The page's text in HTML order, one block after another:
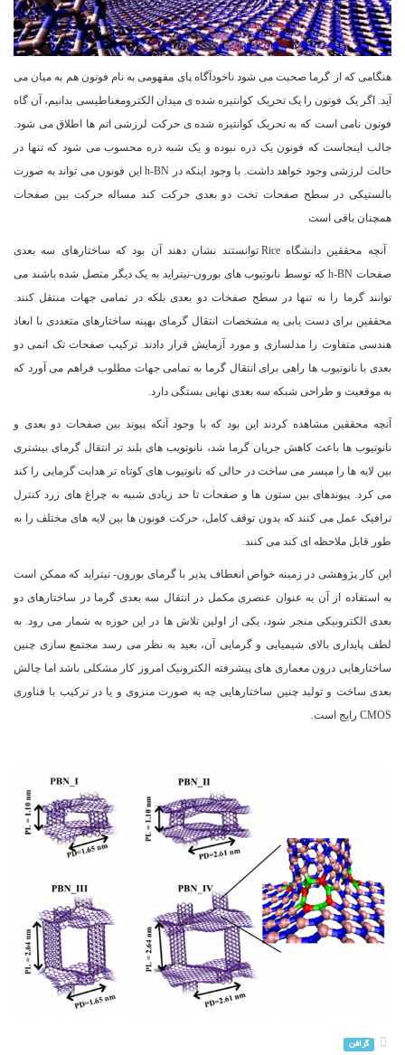
هنگامی که از گرما صحبت می شود ناخودآگاه پای مفهومی به نام فونون هم به میان می
آید. اگر یک فوتون را یک تحریک کوانتیزه شده ی میدان الکترومغناطیسی بدانیم، آن گاه
فونون نامی است که به تحریک کوانتیزه شده ی حرکت لرزشی اتم ها اطلاق می شود.
جالب اینجاست که فونون یک ذره نبوده و یک شبه ذره محسوب می شود که تنها در
حالت لرزشی وجود خواهد داشت. با وجود اینکه در h-BN این فونون می تواند به صورت
بالستیکی در سطح صفحات تخت دو بعدی حرکت کند مساله حرکت بین صفحات
همچنان باقی است
آنچه محققین دانشگاه Rice توانستند نشان دهند آن بود که ساختارهای سه بعدی
صفحات h-BN که توسط نانوتیوب های بورون-نیتراید به یک دیگر متصل شده باشند می
توانند گرما را نه تنها در سطح صفخات دو بعدی بلکه در تمامی جهات منتقل کنند.
محققین برای دست یابی یه مشخصات انتقال گرمای بهینه ساختارهای متعددی با ابعاد
هندسی متفاوت را مدلسازی و مورد آزمایش قرار دادند. ترکیب صفحات تک اتمی دو
بعدی با نانوتیوب ها راهی برای انتقال گرما به تمامی جهات مطلوب فراهم می آورد که
به موقعیت و طراحی شبکه سه بعدی نهایی بستگی دارد.
آنچه محققین مشاهده کردند این بود که با وجود آنکه پیوند بین صفحات دو بعدی و
نانوتیوب ها باعث کاهش جریان گرما شد، نانوتویب های بلند تر انتقال گرمای بیشتری
بین لایه ها را میسر می ساخت در حالی که نانوتیوب های کوتاه تر هدایت گرمایی را کند
می کرد. پیوندهای بین ستون ها و صفحات تا حد زیادی شبیه به چراغ های زرد کنترل
ترافیک عمل می کنند که بدون توقف کامل، حرکت فونون ها بین لایه های مختلف را به
طور قابل ملاحظه ای کند می کنند.
این کار پژوهشی در زمینه خواص انعطاف پذیر با گرمای بورون- نیتراید که ممکن است
به استفاده از آن به عنوان عنصری مکمل در انتقال سه بعدی گرما در ساختارهای دو
بعدی الکترونیکی منجر شود، یکی از اولین تلاش ها در این حوزه به شمار می رود. به
لطف پایداری بالای شیمیایی و گرمایی آن، بعید به نظر می رسد مجتمع سازی چنین
ساختارهایی درون معماری های پیشرفته الکترونیک امروز کار مشکلی باشد اما چالش
بعدی ساخت و تولید چنین ساختارهایی چه به صورت منزوی و یا در ترکیب با فناوری
CMOS رایج است.
گرافن